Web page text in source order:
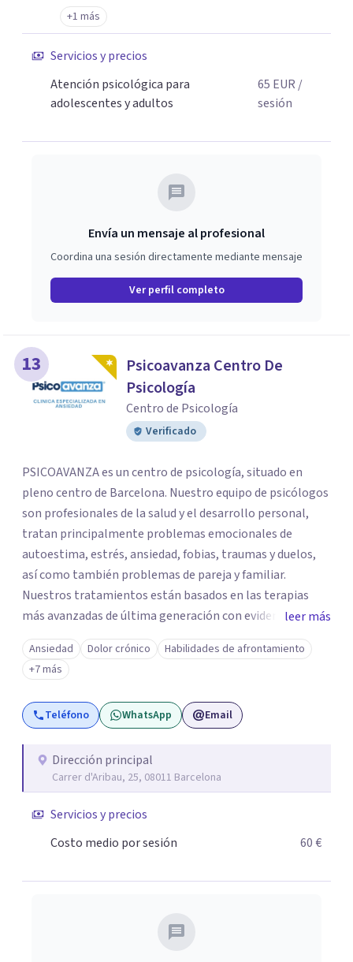
+1 más
Servicios y precios
Atención psicológica para
adolescentes y adultos
65 EUR /
sesión
Envía un mensaje al profesional
Coordina una sesión directamente mediante mensaje
Ver perfil completo
13
Psicoavanza Centro De
Psicología
Centro de Psicología
Verificado
PSICOAVANZA es un centro de psicología, situado en
pleno centro de Barcelona. Nuestro equipo de psicólogos
son profesionales de la salud y el desarrollo personal,
tratan principalmente problemas emocionales de
autoestima, estrés, ansiedad, fobias, traumas y duelos,
así como también problemas de pareja y familiar.
Nuestros tratamientos están basados en las terapias
más avanzadas de última generación con evidencia
científica y con las técnicas más efectivas. Somos un
centro de referencia en los trastornos de ansiedad y
fobias, nuestro equipo ha desarrollado una terapia muy
innovadora y altamente efectiva para trabajar los
trastornos de ansiedad y fobias, integrando en la terapia
Hipnosis Clínica.
leer más
Ansiedad Dolor crónico
Habilidades de afrontamiento
+7 más
Teléfono WhatsApp Email
Dirección principal
Carrer d'Aribau, 25, 08011 Barcelona
Servicios y precios
Costo medio por sesión
60 €